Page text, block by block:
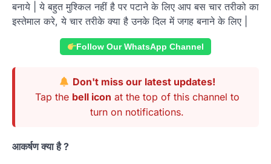
बनाये | ये बहुत मुश्किल नहीं है पर पटाने के लिए आप बस चार तरीको का
इस्तेमाल करे, ये चार तरीके क्या है उनके दिल में जगह बनाने के लिए |
Follow Our WhatsApp Channel
Don't miss our latest updates!
Tap the bell icon at the top of this channel to
turn on notifications.
आकर्षण क्या है ?